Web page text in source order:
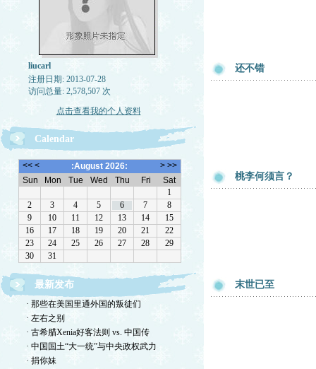
liucarl
注册日期: 2013-07-28
访问总量: 2,578,507 次
点击查看我的个人资料
Calendar
最新发布
· 那些在美国里通外国的叛徒们
· 左右之别
· 古希腊Xenia好客法则 vs. 中国传
· 中国国土“大一统”与中央政权武力
· 捐你妹
还不错
桃李何须言？
末世已至